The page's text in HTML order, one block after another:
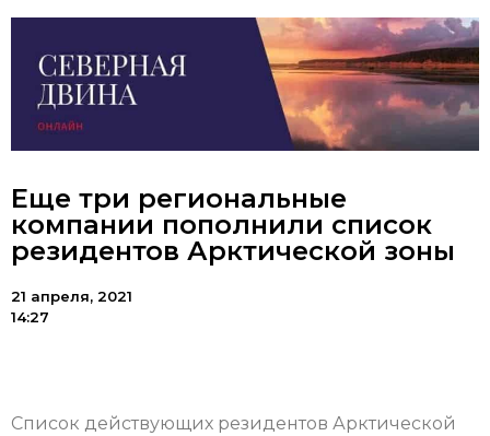
Еще три региональные
компании пополнили список
резидентов Арктической зоны
21 апреля, 2021
14:27
Список действующих резидентов Арктической